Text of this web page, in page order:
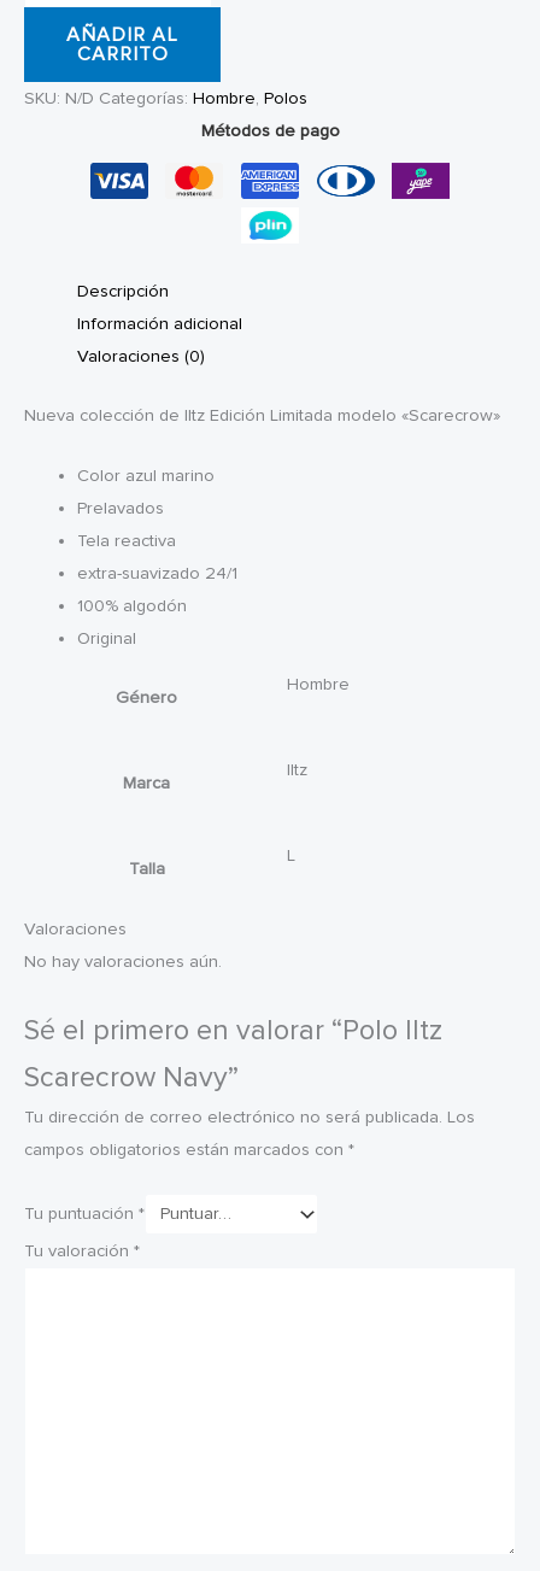
Iltz
Scarecrow
cantidad
AÑADIR AL
CARRITO
SKU: N/D Categorías: Hombre, Polos
Métodos de pago
Descripción
Información adicional
Valoraciones (0)
Nueva colección de Iltz Edición Limitada modelo «Scarecrow»
Color azul marino
Prelavados
Tela reactiva
extra-suavizado 24/1
100% algodón
Original
Género
Hombre
Marca
Iltz
Talla
L
Valoraciones
No hay valoraciones aún.
Sé el primero en valorar “Polo Iltz
Scarecrow Navy”
Tu dirección de correo electrónico no será publicada. Los
campos obligatorios están marcados con *
Tu puntuación *
Tu valoración *